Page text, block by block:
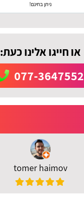
ניתן בחינם!
או חייגו אלינו כעת:
077-3647552
tomer haimov